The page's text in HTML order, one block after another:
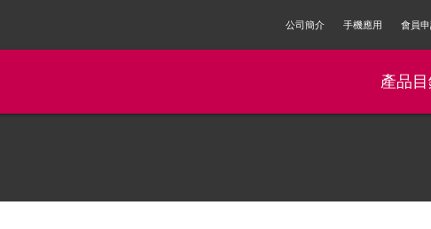
公司簡介 手機應用 會員
產品